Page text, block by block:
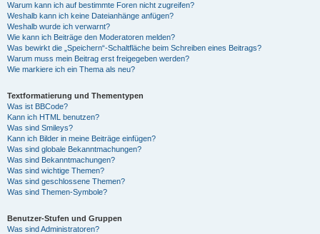
Warum kann ich auf bestimmte Foren nicht zugreifen?
Weshalb kann ich keine Dateianhänge anfügen?
Weshalb wurde ich verwarnt?
Wie kann ich Beiträge den Moderatoren melden?
Was bewirkt die „Speichern“-Schaltfläche beim Schreiben eines Beitrags?
Warum muss mein Beitrag erst freigegeben werden?
Wie markiere ich ein Thema als neu?
Textformatierung und Thementypen
Was ist BBCode?
Kann ich HTML benutzen?
Was sind Smileys?
Kann ich Bilder in meine Beiträge einfügen?
Was sind globale Bekanntmachungen?
Was sind Bekanntmachungen?
Was sind wichtige Themen?
Was sind geschlossene Themen?
Was sind Themen-Symbole?
Benutzer-Stufen und Gruppen
Was sind Administratoren?